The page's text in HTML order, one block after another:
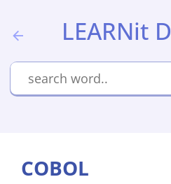
LEARNit
COBOL